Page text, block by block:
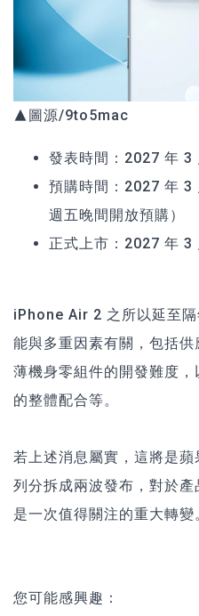
▲圖源/9to5mac
發表時間：2027 年 3
預購時間：2027 年 3
週五晚間開放預購）
正式上市：2027 年 3
iPhone Air 2 之所以延至
能與多重因素有關，包括
薄機身零組件的開發難度
的整體配合等。
若上述消息屬實，這將是
列分拆成兩波發布，對於
是一次值得關注的重大轉變
您可能感興趣：